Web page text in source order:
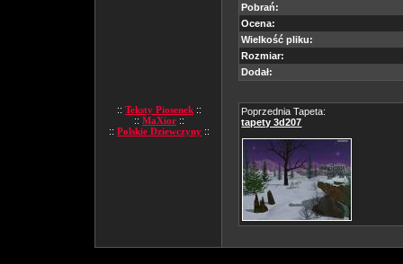
:: Teksty Piosenek ::
:: MaXior ::
:: Polskie Dziewczyny ::
Pobrań:
Ocena:
Wielkość pliku:
Rozmiar:
Dodał:
Poprzednia Tapeta:
tapety 3d207